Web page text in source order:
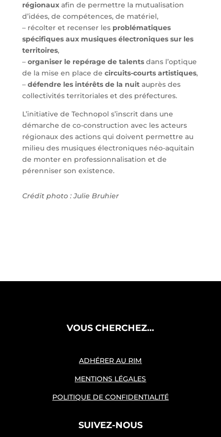
régionauxafin de permettre la mutualisation
d’idées, de compétences, de matériel,
– récolter et recenser les problématiques
spécifiques aux musiques électroniques sur les
territoires,
– organiser le repérage de talentsdans l’optique
de la mise en place de circuits-courts artistiques,
– défendre les intérêts de la nuitauprès des
collectivités territoriales et des préfectures.
L’initiative de Technopol s’inscrit dans une
démarche de co-construction avec les acteurs
régionaux des actions qui doivent permettre au
milieu des musiques électroniques néo-aquitain
de monter en professionnalisation et de
pérenniser son existence.
Crédit photo : Julie Bruhier
VOUS CHERCHEZ…
ADHÉRER AU RIM
MENTIONS LÉGALES
POLITIQUE DE CONFIDENTIALITÉ
SUIVEZ-NOUS